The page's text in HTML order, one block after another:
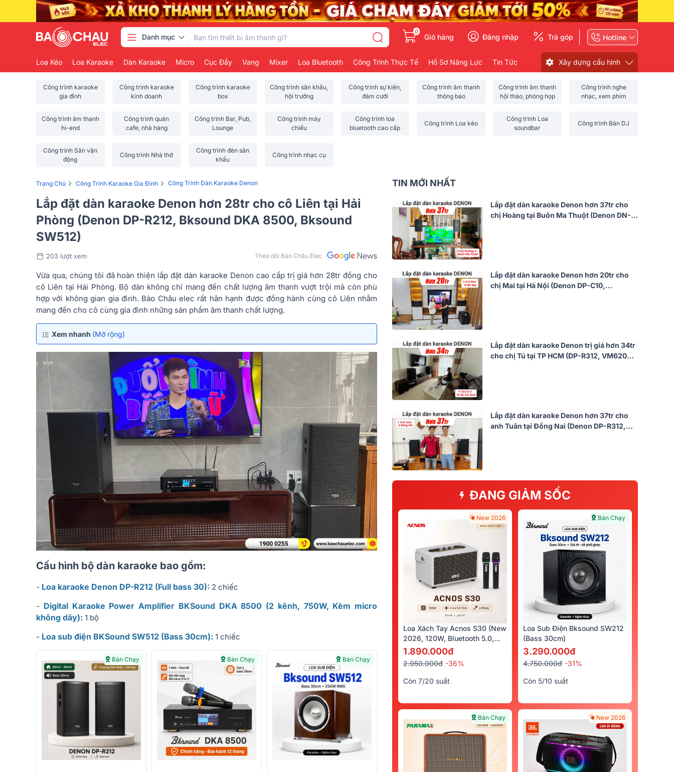
Danh mục
0
Giỏ hàng Đăng nhập Trả góp Hotline
Loa Kéo Loa Karaoke Dàn Karaoke Micro Cục Đẩy Vang Mixer Loa Bluetooth Công Trình Thực Tế Hồ Sơ Năng Lực Tin Tức Xây dựng cấu hình
Công trình karaoke
gia đình
Công trình karaoke
kinh doanh
Công trình karaoke
box
Công trình sân khấu,
hội trường
Công trình sự kiện,
đám cưới
Công trình âm thanh
thông báo
Công trình âm thanh
hội thảo, phòng họp
Công trình nghe
nhạc, xem phim
Công trình âm thanh
hi-end
Công trình quán
cafe, nhà hàng
Công trình Bar, Pub,
Lounge
Công trình máy
chiếu
Công trình loa
bluetooth cao cấp
Công trình Loa kéo
Công trình Loa
soundbar
Công trình Bàn DJ
Công trình Sân vận
động
Công trình Nhà thờ
Công trình đèn sân
khấu
Công trình nhạc cụ
Trang Chủ › Công Trình Karaoke Gia Đình › Công Trình Dàn Karaoke Denon
Lắp đặt dàn karaoke Denon hơn 28tr cho cô Liên tại Hải
Phòng (Denon DP-R212, Bksound DKA 8500, Bksound
SW512)
203 lượt xem Theo dõi Bảo Châu Elec
Vừa qua, chúng tôi đã hoàn thiện lắp đặt dàn karaoke Denon cao cấp trị giá hơn 28tr đồng cho
cô Liên tại Hải Phòng. Bộ dàn không chỉ mang đến chất lượng âm thanh vượt trội mà còn phù
hợp với không gian gia đình. Bảo Châu elec rất hân hạnh được đồng hành cùng cô Liên nhằm
mang đến cho cô cùng gia đình những sản phẩm âm thanh chất lượng.
Xem nhanh (Mở rộng)
Cấu hình bộ dàn karaoke bao gồm:
- Loa karaoke Denon DP-R212 (Full bass 30): 2 chiếc
- Digital Karaoke Power Amplifier BKSound DKA 8500 (2 kênh, 750W, Kèm micro
không dây): 1 bộ
- Loa sub điện BKSound SW512 (Bass 30cm): 1 chiếc
Bán Chạy Bán Chạy Bán Chạy
TIN MỚI NHẤT
Lắp đặt dàn karaoke Denon hơn 37tr cho
chị Hoàng tại Buôn Ma Thuột (Denon DN-
Lắp đặt dàn karaoke Denon hơn 20tr cho
chị Mai tại Hà Nội (Denon DP-C10,
Lắp đặt dàn karaoke Denon trị giá hơn 34tr
cho chị Tú tại TP HCM (DP-R312, VM620A,
Lắp đặt dàn karaoke Denon hơn 37tr cho
anh Tuân tại Đồng Nai (Denon DP-R312,
ĐANG GIẢM SỐC
New 2026
Loa Xách Tay Acnos S30 (New
2026, 120W, Bluetooth 5.0,
Kèm 2 Tay Micro)
1.890.000đ
2.950.000đ -36%
Còn 7/20 suất
Bán Chạy
Loa Sub Điện Bksound SW212
(bass 30cm)
3.290.000đ
4.750.000đ -31%
Còn 5/10 suất
Bán Chạy New 2026